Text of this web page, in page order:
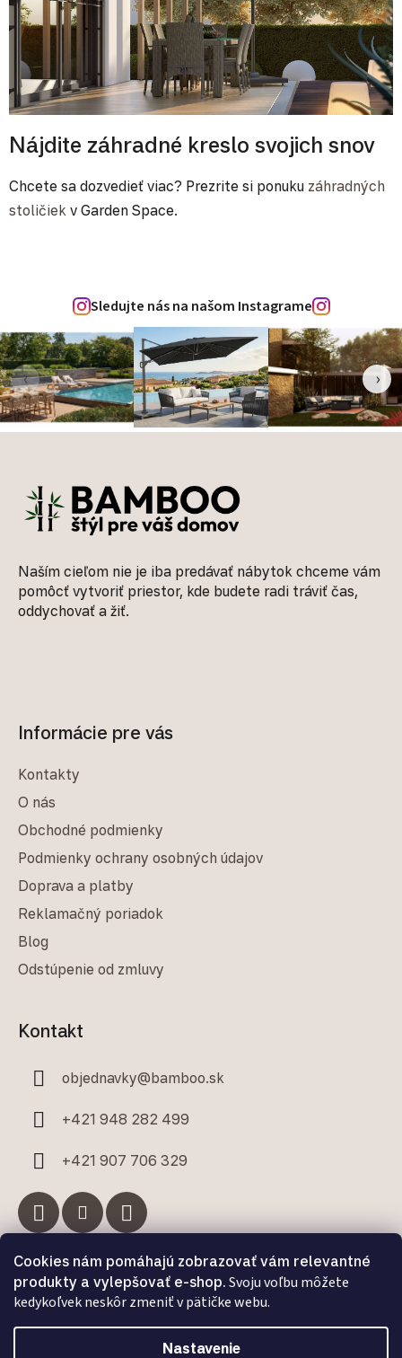
Cookies nám pomáhajú zobrazovať vám relevantné
produkty a vylepšovať e-shop. Svoju voľbu môžete
kedykoľvek neskôr zmeniť v pätičke webu.
Nastavenie
Nájdite záhradné kreslo svojich snov
Chcete sa dozvedieť viac? Prezrite si ponuku záhradných
stoličiek v Garden Space.
Sledujte nás na našom Instagrame
‹ ›
Naším cieľom nie je iba predávať nábytok chceme vám
pomôcť vytvoriť priestor, kde budete radi tráviť čas,
oddychovať a žiť.
Informácie pre vás
Kontakty
O nás
Obchodné podmienky
Podmienky ochrany osobných údajov
Doprava a platby
Reklamačný poriadok
Blog
Odstúpenie od zmluvy
Kontakt
objednavky@bamboo.sk
+421 948 282 499
+421 907 706 329
Facebook